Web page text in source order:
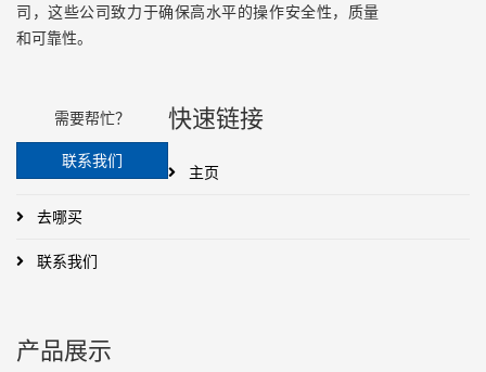
司，这些公司致力于确保高水平的操作安全性，质量
和可靠性。
需要帮忙？
联系我们
快速链接
主页
去哪买
联系我们
产品展示